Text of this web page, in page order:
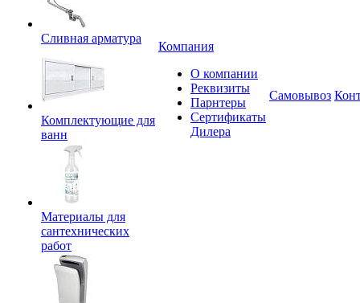
Сливная арматура
Комплектующие для
ванн
Материалы для
сантехнических
работ
Компания
О компании
Реквизиты
Парнтеры
Сертификаты
Дилера
Самовывоз